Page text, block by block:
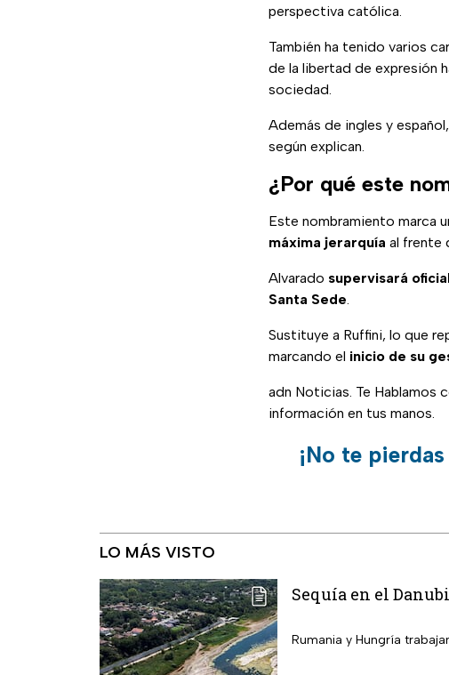
perspectiva católica.
También ha tenido varios
de la libertad de expresión
sociedad.
Además de ingles y
según explican.
¿Por qué este
Este nombramiento marca
máxima jerarquía al frente
Alvarado supervisará
Santa Sede.
Sustituye a Ruffini, lo que
marcando el inicio de su
adn Noticias. Te Hablamos
información en tus manos.
¡No te
LO MÁS VISTO
Sequía en el
Rumania y Hungría